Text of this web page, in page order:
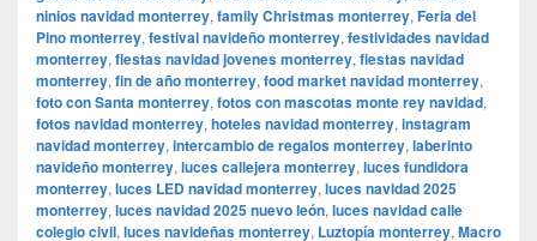
ninios navidad monterrey, family Christmas monterrey, Feria del
Pino monterrey, festival navideño monterrey, festividades navidad
monterrey, fiestas navidad jovenes monterrey, fiestas navidad
monterrey, fin de año monterrey, food market navidad monterrey,
foto con Santa monterrey, fotos con mascotas monte rey navidad,
fotos navidad monterrey, hoteles navidad monterrey, instagram
navidad monterrey, intercambio de regalos monterrey, laberinto
navideño monterrey, luces callejera monterrey, luces fundidora
monterrey, luces LED navidad monterrey, luces navidad 2025
monterrey, luces navidad 2025 nuevo león, luces navidad calle
colegio civil, luces navideñas monterrey, Luztopía monterrey, Macro